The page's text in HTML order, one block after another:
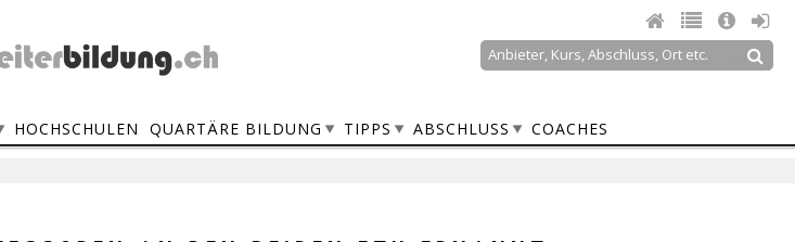
Suche
HOCHSCHULEN QUARTÄRE BILDUNG TIPPS ABSCHLUSS COACHES